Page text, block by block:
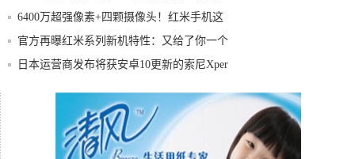
良
6400万超强像素+四颗摄像头！红米手机这
次
官方再曝红米系列新机特性：又给了你一个
熬夜的
日本运营商发布将获安卓10更新的索尼Xper
BBC纪录片《不可思议的动物》上线 咪咕